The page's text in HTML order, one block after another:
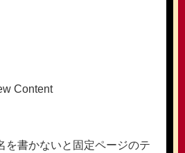
Content
を書かないと固定ページのテ